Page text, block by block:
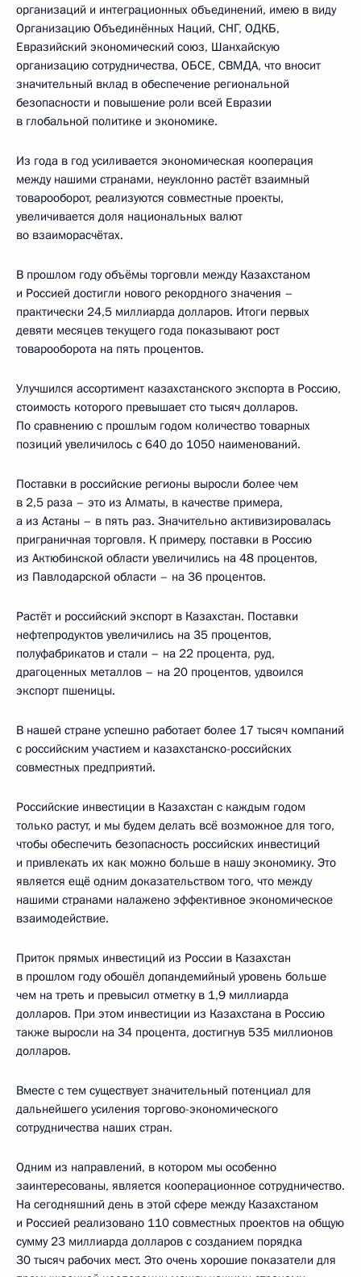
организаций и интеграционных объединений, имею в виду
Организацию Объединённых Наций, СНГ, ОДКБ,
Евразийский экономический союз, Шанхайскую
организацию сотрудничества, ОБСЕ, СВМДА, что вносит
значительный вклад в обеспечение региональной
безопасности и повышение роли всей Евразии
в глобальной политике и экономике.
Из года в год усиливается экономическая кооперация
между нашими странами, неуклонно растёт взаимный
товарооборот, реализуются совместные проекты,
увеличивается доля национальных валют
во взаиморасчётах.
В прошлом году объёмы торговли между Казахстаном
и Россией достигли нового рекордного значения –
практически 24,5 миллиарда долларов. Итоги первых
девяти месяцев текущего года показывают рост
товарооборота на пять процентов.
Улучшился ассортимент казахстанского экспорта в Россию,
стоимость которого превышает сто тысяч долларов.
По сравнению с прошлым годом количество товарных
позиций увеличилось с 640 до 1050 наименований.
Поставки в российские регионы выросли более чем
в 2,5 раза – это из Алматы, в качестве примера,
а из Астаны – в пять раз. Значительно активизировалась
приграничная торговля. К примеру, поставки в Россию
из Актюбинской области увеличились на 48 процентов,
из Павлодарской области – на 36 процентов.
Растёт и российский экспорт в Казахстан. Поставки
нефтепродуктов увеличились на 35 процентов,
полуфабрикатов и стали – на 22 процента, руд,
драгоценных металлов – на 20 процентов, удвоился
экспорт пшеницы.
В нашей стране успешно работает более 17 тысяч компаний
с российским участием и казахстанско-российских
совместных предприятий.
Российские инвестиции в Казахстан с каждым годом
только растут, и мы будем делать всё возможное для того,
чтобы обеспечить безопасность российских инвестиций
и привлекать их как можно больше в нашу экономику. Это
является ещё одним доказательством того, что между
нашими странами налажено эффективное экономическое
взаимодействие.
Приток прямых инвестиций из России в Казахстан
в прошлом году обошёл допандемийный уровень больше
чем на треть и превысил отметку в 1,9 миллиарда
долларов. При этом инвестиции из Казахстана в Россию
также выросли на 34 процента, достигнув 535 миллионов
долларов.
Вместе с тем существует значительный потенциал для
дальнейшего усиления торгово-экономического
сотрудничества наших стран.
Одним из направлений, в котором мы особенно
заинтересованы, является кооперационное сотрудничество.
На сегодняшний день в этой сфере между Казахстаном
и Россией реализовано 110 совместных проектов на общую
сумму 23 миллиарда долларов с созданием порядка
30 тысяч рабочих мест. Это очень хорошие показатели для